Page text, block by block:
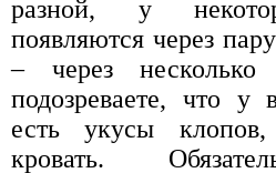
разной, у
появляются через
– через
подозреваете, что у
есть укусы
кровать.